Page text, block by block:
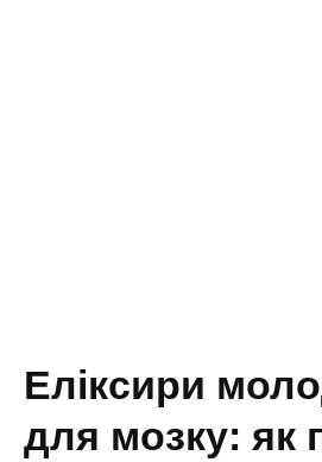
Еліксири
для мозку: як